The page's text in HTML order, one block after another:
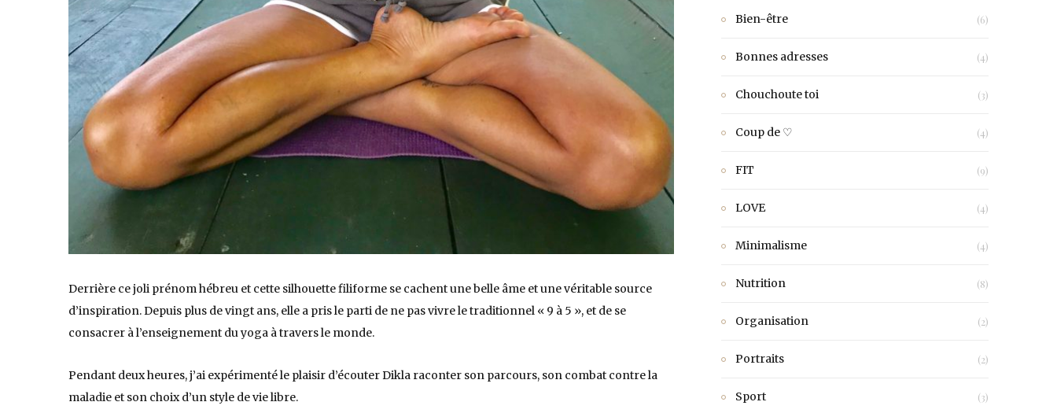
Derrière ce joli prénom hébreu et cette silhouette filiforme se cachent une belle âme et une véritable source
d’inspiration. Depuis plus de vingt ans, elle a pris le parti de ne pas vivre le traditionnel « 9 à 5 », et de se
consacrer à l’enseignement du yoga à travers le monde.
Pendant deux heures, j’ai expérimenté le plaisir d’écouter Dikla raconter son parcours, son combat contre la
maladie et son choix d’un style de vie libre.
Bien-être (6)
Bonnes adresses (4)
Chouchoute toi (3)
Coup de ♡ (4)
FIT (9)
LOVE (4)
Minimalisme (4)
Nutrition (8)
Organisation (2)
Portraits (2)
Sport (3)